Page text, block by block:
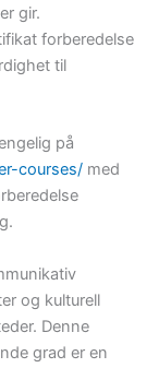
gir.
forberedelse
til
på
courses/ med
og kulturell
Denne
grad er en